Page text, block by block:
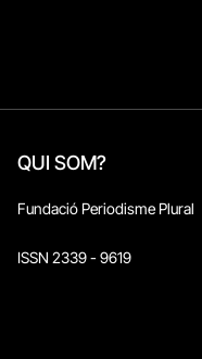
QUI SOM?
Fundació Periodisme Plural
ISSN 2339 - 9619